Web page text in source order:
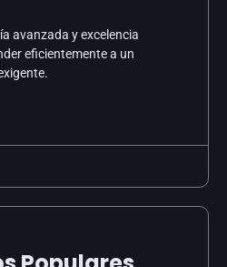
avanzada y excelencia
eficientemente a un